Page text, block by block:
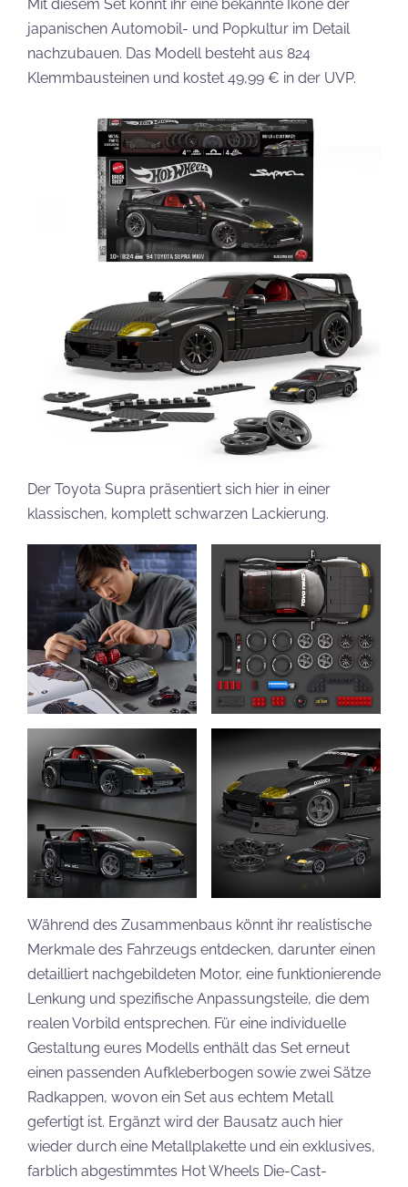
Mit diesem Set könnt ihr eine bekannte Ikone der
japanischen Automobil- und Popkultur im Detail
nachzubauen. Das Modell besteht aus 824
Klemmbausteinen und kostet 49,99 € in der UVP.
Der Toyota Supra präsentiert sich hier in einer
klassischen, komplett schwarzen Lackierung.
Während des Zusammenbaus könnt ihr realistische
Merkmale des Fahrzeugs entdecken, darunter einen
detailliert nachgebildeten Motor, eine funktionierende
Lenkung und spezifische Anpassungsteile, die dem
realen Vorbild entsprechen. Für eine individuelle
Gestaltung eures Modells enthält das Set erneut
einen passenden Aufkleberbogen sowie zwei Sätze
Radkappen, wovon ein Set aus echtem Metall
gefertigt ist. Ergänzt wird der Bausatz auch hier
wieder durch eine Metallplakette und ein exklusives,
farblich abgestimmtes Hot Wheels Die-Cast-